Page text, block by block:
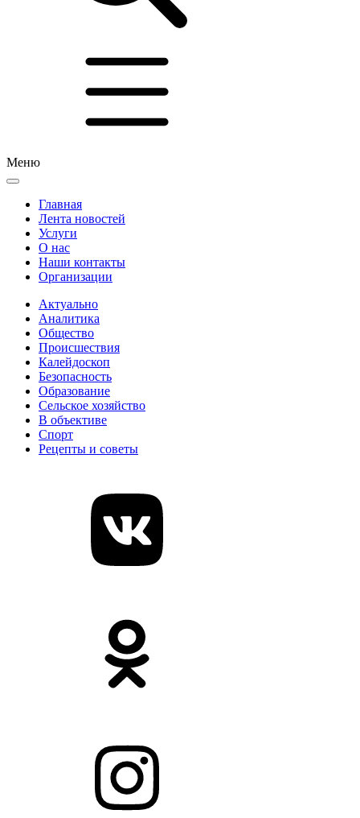
Меню
Главная
Лента новостей
Услуги
О нас
Наши контакты
Организации
Актуально
Аналитика
Общество
Происшествия
Калейдоскоп
Безопасность
Образование
Сельское хозяйство
В объективе
Спорт
Рецепты и советы